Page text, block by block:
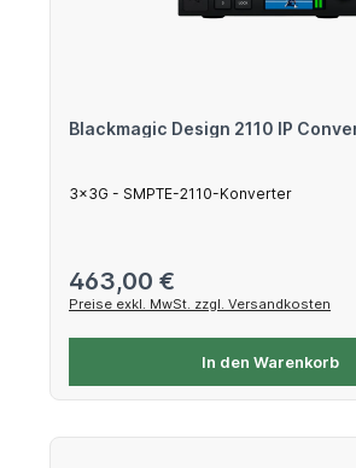
Blackmagic Design 2110 IP
3x3G - SMPTE-2110-Konverter
Regulärer Preis:
463,00 €
Preise exkl. MwSt. zzgl. Versandkosten
In den Warenkorb